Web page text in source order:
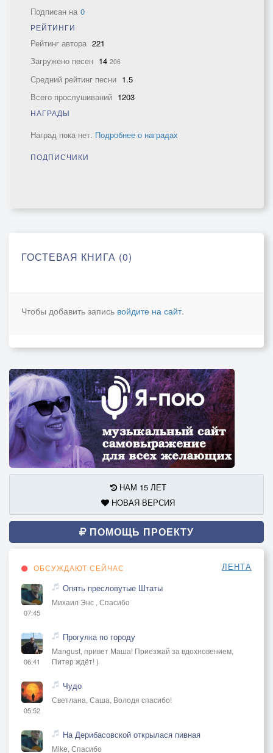
Подписан на 0
РЕЙТИНГИ
Рейтинг автора 221
Загружено песен 14 206
Средний рейтинг песни 1.5
Всего прослушиваний 1203
НАГРАДЫ
Наград пока нет. Подробнее о наградах
ПОДПИСЧИКИ
ГОСТЕВАЯ КНИГА (0)
Чтобы добавить запись войдите на сайт.
НАМ 15 ЛЕТ
НОВАЯ ВЕРСИЯ
ПОМОЩЬ ПРОЕКТУ
ОБСУЖДАЮТ СЕЙЧАС ЛЕНТА
07:45
Опять пресловутые Штаты
Михаил Энс , Спасибо
06:41
Прогулка по городу
Mangust, привет Маша! Приезжай за вдохновением,
Питер ждёт! )
05:52
Чудо
Светлана, Саша, Володя спасибо!
На Дерибасовской открылася пивная
Mike, Спасибо